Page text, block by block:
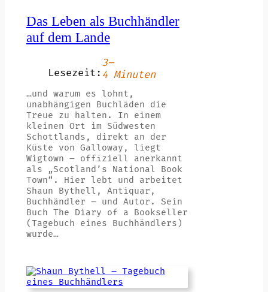
Das Leben als Buchhändler
auf dem Lande
Lesezeit:
3–
4 Minuten
…und warum es lohnt,
unabhängigen Buchläden die
Treue zu halten. In einem
kleinen Ort im Südwesten
Schottlands, direkt an der
Küste von Galloway, liegt
Wigtown – offiziell anerkannt
als „Scotland’s National Book
Town“. Hier lebt und arbeitet
Shaun Bythell, Antiquar,
Buchhändler – und Autor. Sein
Buch The Diary of a Bookseller
(Tagebuch eines Buchhändlers)
wurde…